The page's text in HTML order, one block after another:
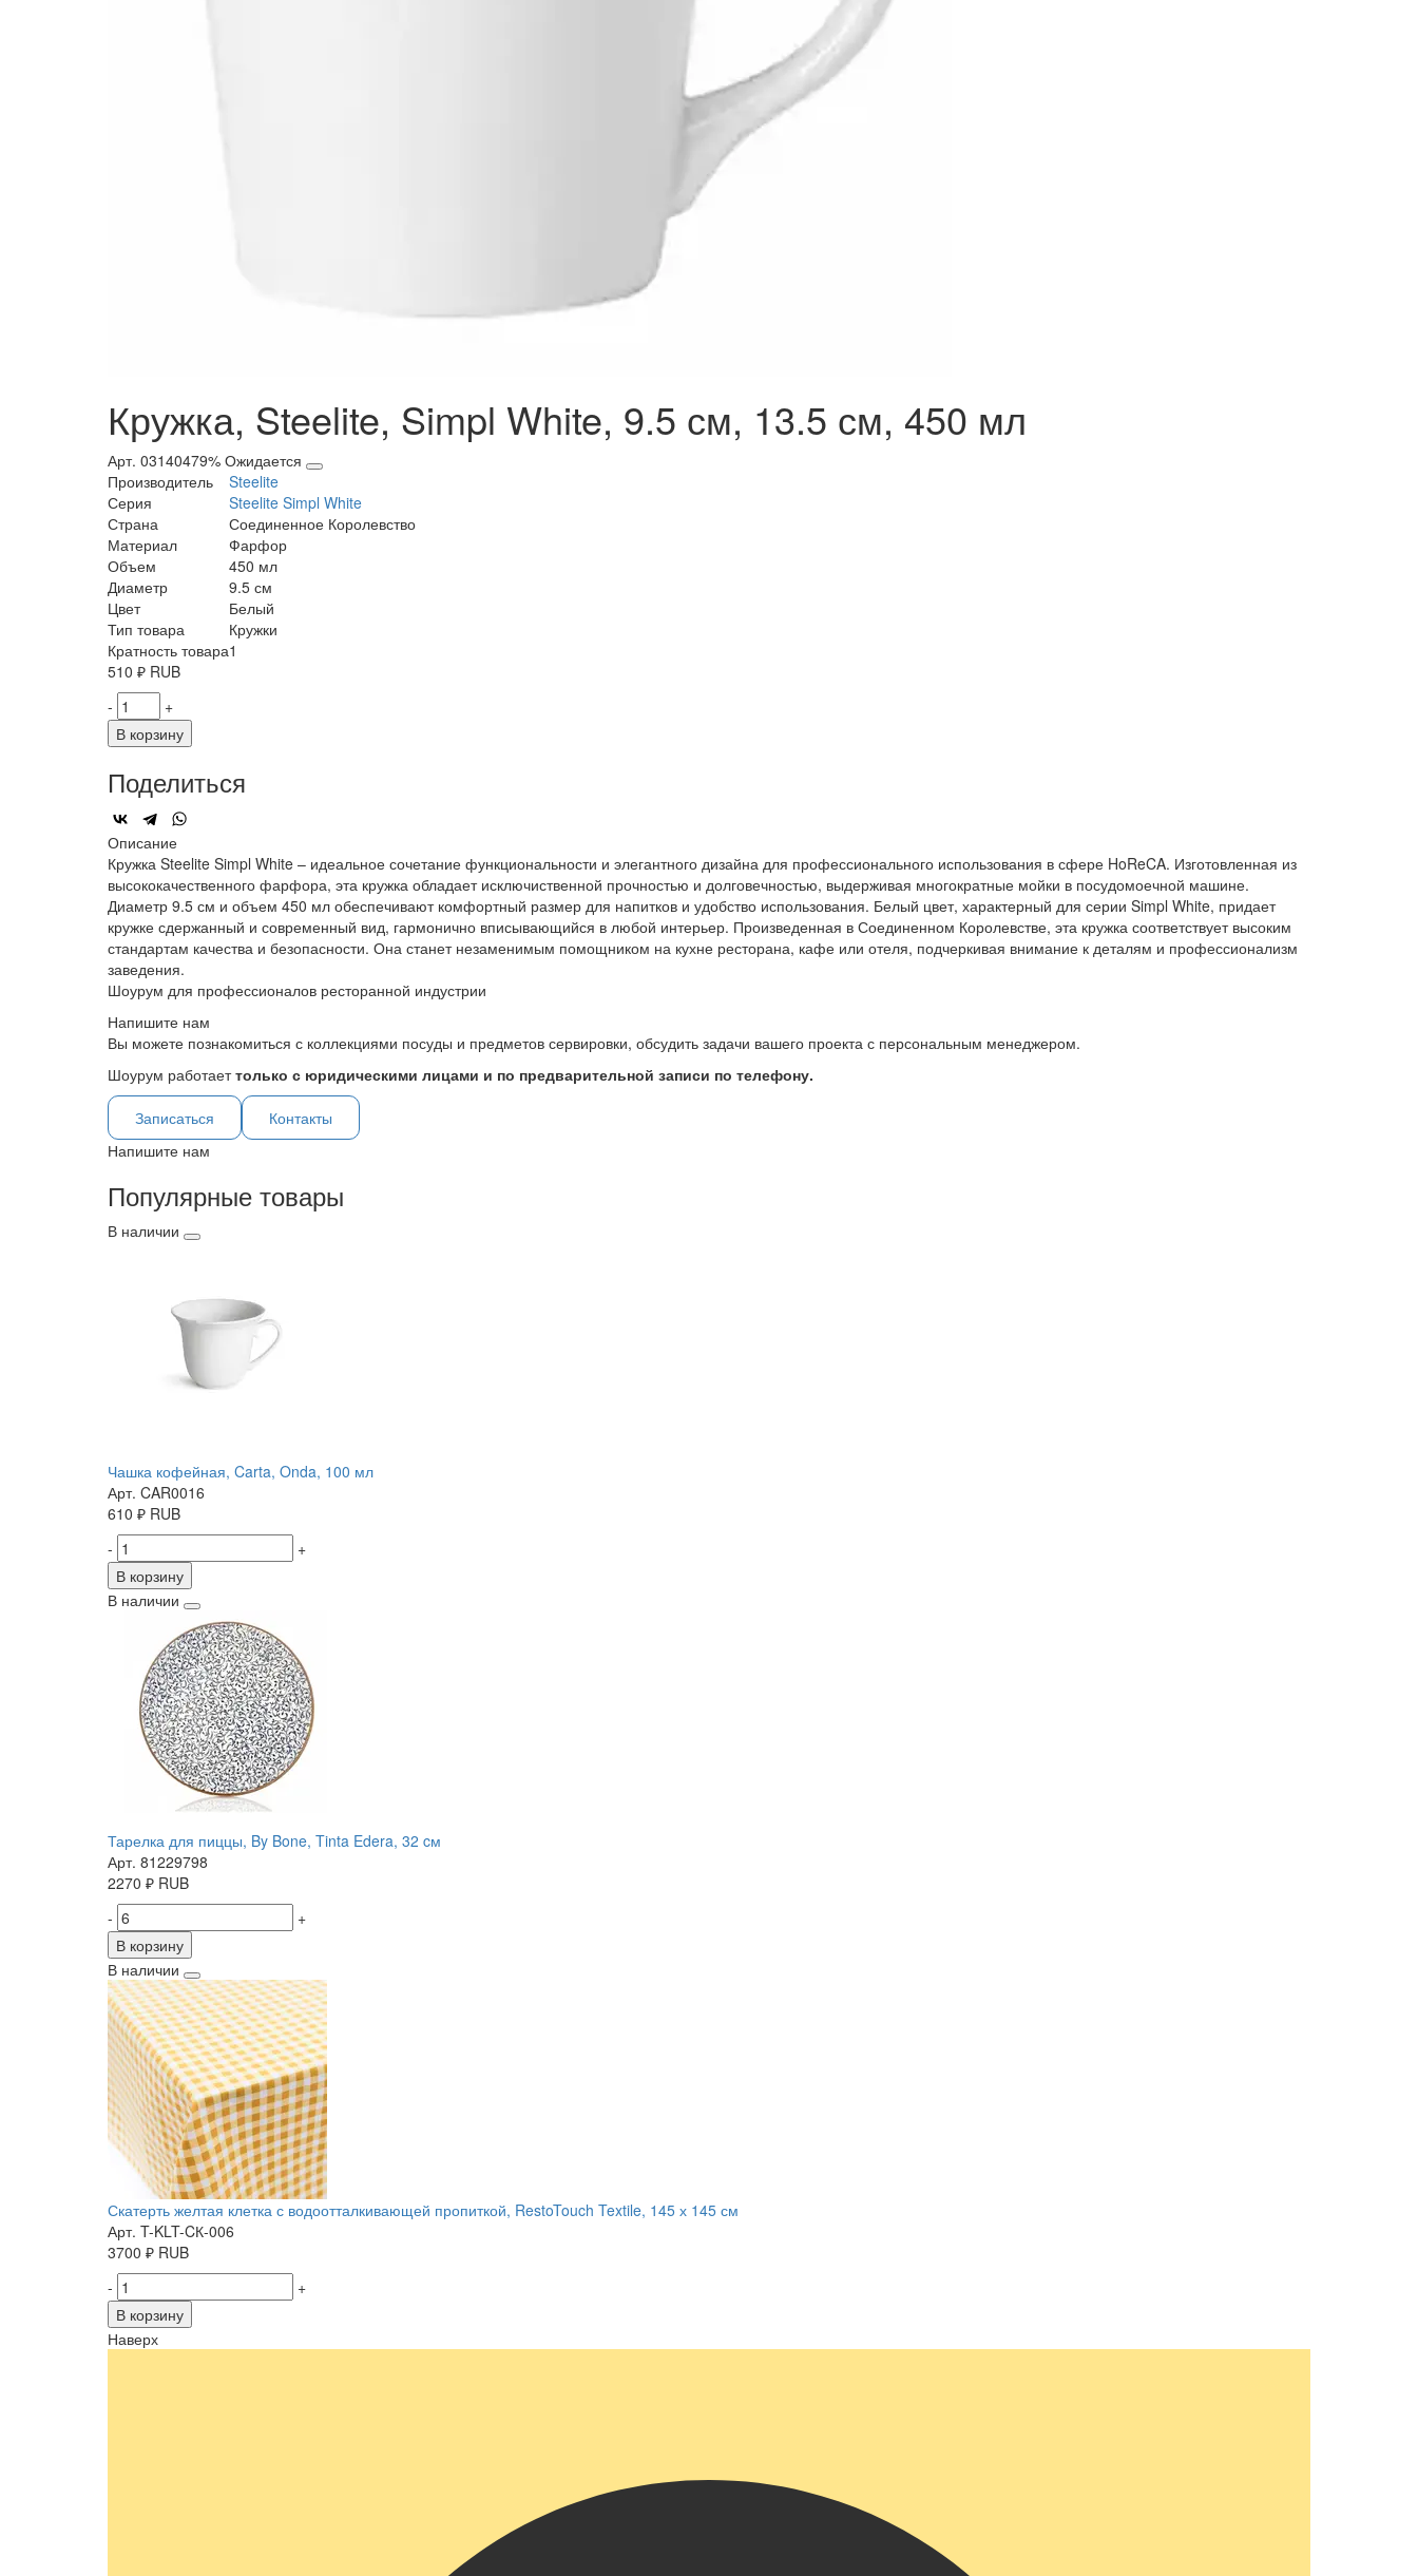
Кружка, Steelite, Simpl White, 9.5 см, 13.5 см, 450 мл
Арт. 03140479% Ожидается
Производитель
Steelite
Серия
Steelite Simpl White
Страна
Соединенное Королевство
Материал
Фарфор
Объем
450 мл
Диаметр
9.5 см
Цвет
Белый
Тип товара
Кружки
Кратность товара1
510 ₽ RUB
-
+
В корзину
Поделиться
Описание
Кружка Steelite Simpl White – идеальное сочетание функциональности и элегантного дизайна для профессионального использования в сфере HoReCA. Изготовленная из
высококачественного фарфора, эта кружка обладает исключиственной прочностью и долговечностью, выдерживая многократные мойки в посудомоечной машине.
Диаметр 9.5 см и объем 450 мл обеспечивают комфортный размер для напитков и удобство использования. Белый цвет, характерный для серии Simpl White, придает
кружке сдержанный и современный вид, гармонично вписывающийся в любой интерьер. Произведенная в Соединенном Королевстве, эта кружка соответствует высоким
стандартам качества и безопасности. Она станет незаменимым помощником на кухне ресторана, кафе или отеля, подчеркивая внимание к деталям и профессионализм
заведения.
Шоурум для профессионалов ресторанной индустрии
Напишите нам
Вы можете познакомиться с коллекциями посуды и предметов сервировки, обсудить задачи вашего проекта с персональным менеджером.
Шоурум работаеттолько с юридическими лицами и по предварительной записи по телефону.
Записаться
Контакты
Напишите нам
Популярные товары
В наличии
Чашка кофейная, Carta, Onda, 100 мл
Арт. CAR0016
610 ₽ RUB
-
+
В корзину
В наличии
Тарелка для пиццы, By Bone, Tinta Edera, 32 cм
Арт. 81229798
2270 ₽ RUB
-
+
В корзину
В наличии
Скатерть желтая клетка с водоотталкивающей пропиткой, RestoTouch Textile, 145 х 145 см
Арт. T-KLT-CК-006
3700 ₽ RUB
-
+
В корзину
Наверх